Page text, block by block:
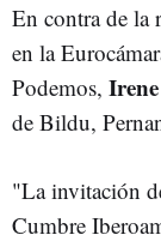
En contra de la
en la
Podemos,
de Bildu,
"La invitación
Cumbre